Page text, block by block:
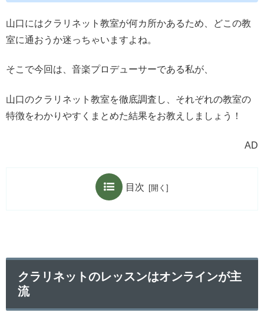
山口にはクラリネット教室が何カ所かあるため、どこの教
室に通おうか迷っちゃいますよね。
そこで今回は、音楽プロデューサーである私が、
山口のクラリネット教室を徹底調査し、それぞれの教室の
特徴をわかりやすくまとめた結果をお教えしましょう！
AD
目次
クラリネットのレッスンはオンラインが主
流